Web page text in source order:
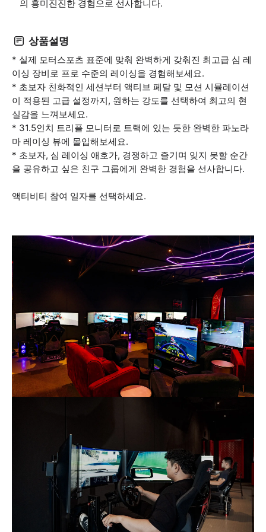
의 흥미진진한 경험으로 선사합니다.
상품설명
* 실제 모터스포츠 표준에 맞춰 완벽하게 갖춰진 최고급 심 레
이싱 장비로 프로 수준의 레이싱을 경험해보세요.
* 초보자 친화적인 세션부터 액티브 페달 및 모션 시뮬레이션
이 적용된 고급 설정까지, 원하는 강도를 선택하여 최고의 현
실감을 느껴보세요.
* 31.5인치 트리플 모니터로 트랙에 있는 듯한 완벽한 파노라
마 레이싱 뷰에 몰입해보세요.
* 초보자, 심 레이싱 애호가, 경쟁하고 즐기며 잊지 못할 순간
을 공유하고 싶은 친구 그룹에게 완벽한 경험을 선사합니다.
액티비티 참여 일자를 선택하세요.